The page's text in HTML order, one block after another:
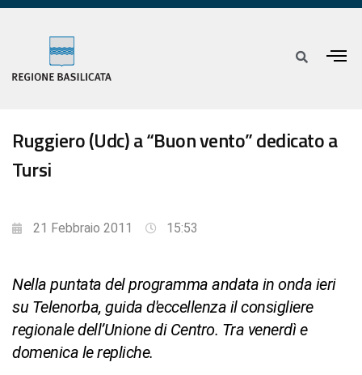
Ruggiero (Udc) a “Buon vento” dedicato a
Tursi
21 Febbraio 2011 15:53
Nella puntata del programma andata in onda ieri
su Telenorba, guida d'eccellenza il consigliere
regionale dell’Unione di Centro. Tra venerdì e
domenica le repliche.